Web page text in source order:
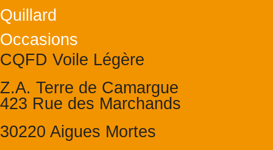
Quillard
Occasions
CQFD Voile Légère
Z.A. Terre de Camargue
423 Rue des Marchands
30220 Aigues Mortes